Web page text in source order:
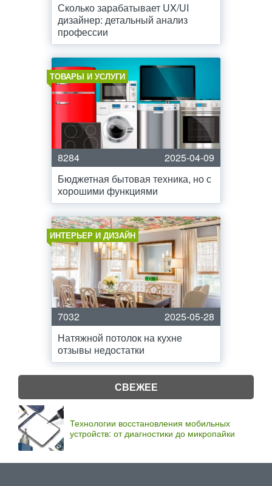
Сколько зарабатывает UX/UI
дизайнер: детальный анализ
профессии
ТОВАРЫ И УСЛУГИ
8284
2025-04-09
Бюджетная бытовая техника, но с
хорошими функциями
ИНТЕРЬЕР И ДИЗАЙН
7032
2025-05-28
Натяжной потолок на кухне
отзывы недостатки
СВЕЖЕЕ
Технологии восстановления мобильных
устройств: от диагностики до микропайки